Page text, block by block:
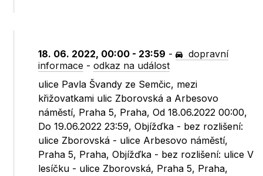
18. 06. 2022, 00:00 - 23:59 -
dopravní
informace -odkaz na událost
ulice Pavla Švandy ze Semčic, mezi
křižovatkami ulic Zborovská a Arbesovo
náměstí, Praha 5, Praha, Od 18.06.2022 00:00,
Do 19.06.2022 23:59, Objížďka - bez rozlišení:
ulice Zborovská - ulice Arbesovo náměstí,
Praha 5, Praha, Objížďka - bez rozlišení: ulice V
lesíčku - ulice Zborovská, Praha 5, Praha,